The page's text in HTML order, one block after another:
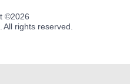
©2026
All rights reserved.